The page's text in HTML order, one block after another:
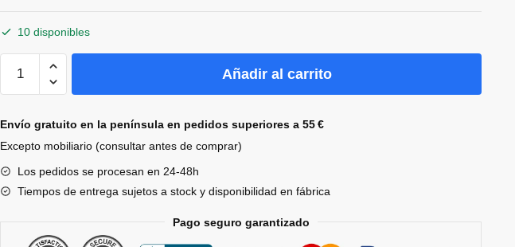
10 disponibles
Conjunto
jubon
polaina
Eden
Bimbidreams
cantidad
Añadir al carrito
Envío gratuito en la península en pedidos superiores a 55 €
Excepto mobiliario (consultar antes de comprar)
Los pedidos se procesan en 24-48h
Tiempos de entrega sujetos a stock y disponibilidad en fábrica
Pago seguro garantizado